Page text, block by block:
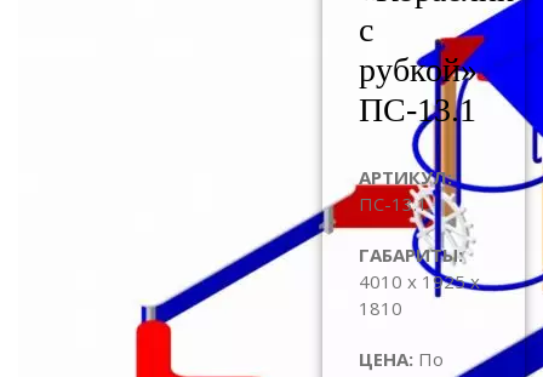
с
рубкой»
ПС-13.1
АРТИКУЛ:
ПС-13.1
ГАБАРИТЫ:
4010 x 1925 x
1810
ЦЕНА: По